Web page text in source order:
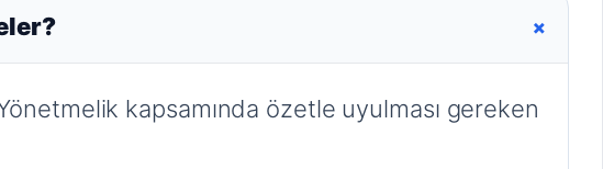
+
kapsamında özetle uyulması gereken